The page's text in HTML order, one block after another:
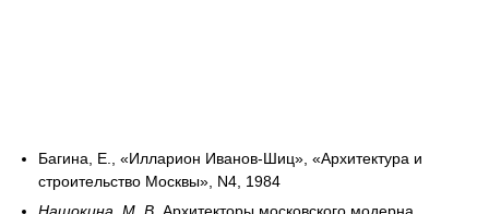
Багина, Е., «Илларион Иванов-Шиц», «Архитектура и
строительство Москвы», N4, 1984
Нащокина, М. B. Архитекторы московского модерна.